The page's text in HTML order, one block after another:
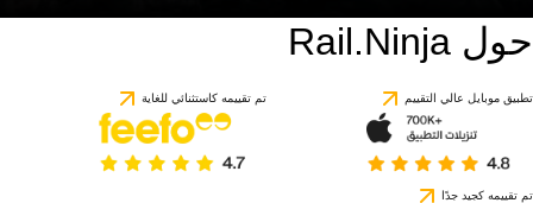
حول Rail.Ninja
تطبيق موبايل عالي التقييم تم تقييمه كاستثنائي للغاية
تم تقييمه كجيد جدًا